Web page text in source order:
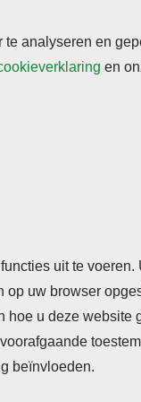
analyseren en
en
uit te
uw browser
u deze
beïnvloeden.